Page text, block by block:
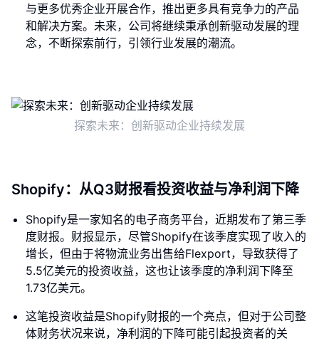
与更多优秀企业开展合作，推出更多具有竞争力的产品
和解决方案。未来，公司将继续秉承创新驱动发展的理
念，不断探索前行，引领行业发展的潮流。
探索未来：创新驱动企业持续发展
Shopify：从Q3财报看投资收益与净利润下降
Shopify是一家知名的电子商务平台，近期发布了第三季
度财报。财报显示，尽管Shopify在该季度实现了收入的
增长，但由于将物流业务出售给Flexport，导致获得了
5.5亿美元的投资收益，这也让该季度的净利润下降至
1.73亿美元。
这笔投资收益是Shopify财报的一个亮点，但对于公司整
体财务状况来说，净利润的下降可能引起投资者的关